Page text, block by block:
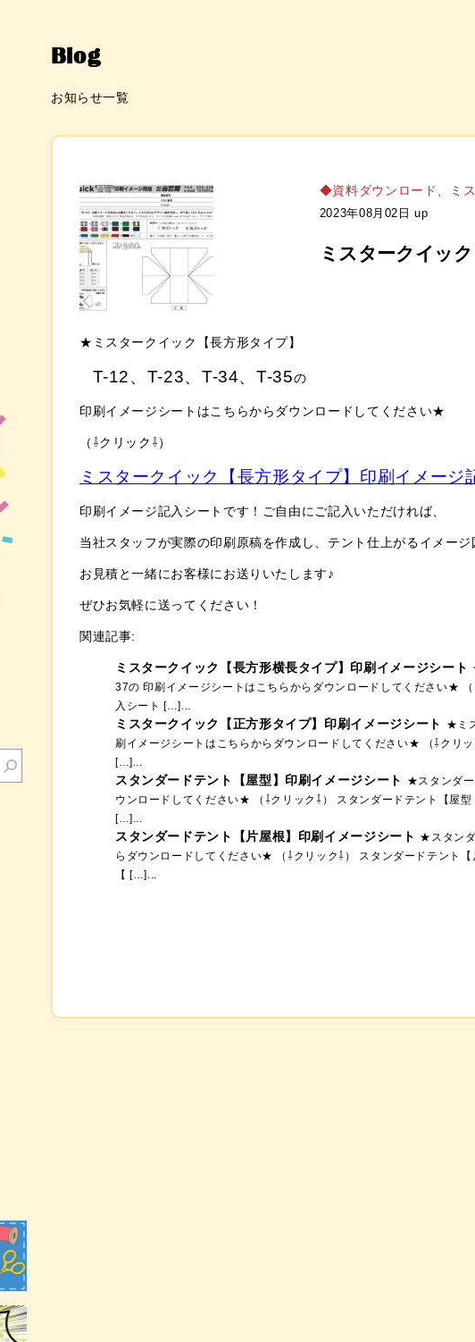
Blog
お知らせ一覧
◆資料ダウンロード ミ
2023年08月02日 up
ミスタークイッ
★ ミスタークイック【長方形タイプ】
T-12、T-23、T-34、T-35の
印刷イメージシートはこちらからダウンロードしてください★
（⇩クリック⇩）
ミスタークイック【長方形タイプ】印刷イメージ
印刷イメージ記入シートです！ご自由にご記入いただければ、
当社スタッフが実際の印刷原稿を作成し、テント仕上がるイメージ
お見積と一緒にお客様にお送りいたします♪
ぜひお気軽に送ってください！
関連記事:
ミスタークイック【長方形横長タイプ】印刷イメージシート
37の 印刷イメージシートはこちらからダウンロードしてください★
入シート […]...
ミスタークイック【正方形タイプ】印刷イメージシート
★ミ
刷イメージシートはこちらからダウンロードしてください★ （⇩クリ
[…]...
スタンダードテント【屋型】印刷イメージシート
★スタンダー
ウンロードしてください★ （⇩クリック⇩） スタンダードテント【屋
[…]...
スタンダードテント【片屋根】印刷イメージシート
★スタン
らダウンロードしてください★ （⇩クリック⇩） スタンダードテント
【 […]...